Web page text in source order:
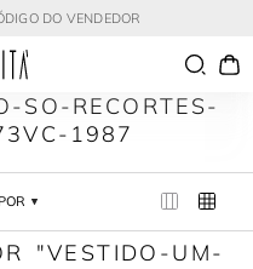
DO VENDEDOR
SO-RECORTES-
1987
VESTIDO-UM-